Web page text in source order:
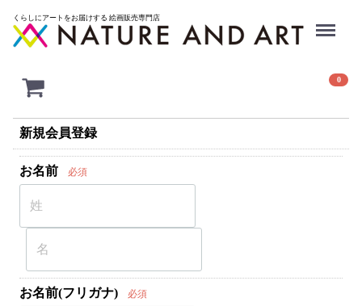
くらしにアートをお届けする 絵画販売専門店
0
新規会員登録
お名前 必須
お名前(フリガナ) 必須